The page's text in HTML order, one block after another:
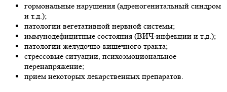
гормональные нарушения (адреногенитальный синдром
и т.д.);
патологии вегетативной нервной системы;
иммунодефицитные состояния (ВИЧ-инфекции и т.д.);
патологии желудочно-кишечного тракта;
стрессовые ситуации, психоэмоциональное
перенапряжение;
прием некоторых лекарственных препаратов.